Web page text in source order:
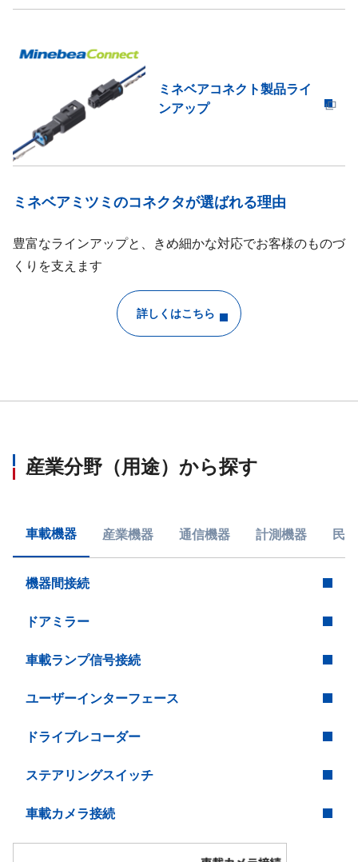
ミネベアコネクト製品ライ
ンアップ
ミネベアミツミのコネクタが選ばれる理由
豊富なラインアップと、きめ細かな対応でお客様のものづ
くりを支えます
詳しくはこちら
産業分野（用途）から探す
車載機器 産業機器 通信機器 計測機器 民
機器間接続
ドアミラー
車載ランプ信号接続
ユーザーインターフェース
ドライブレコーダー
ステアリングスイッチ
車載カメラ接続